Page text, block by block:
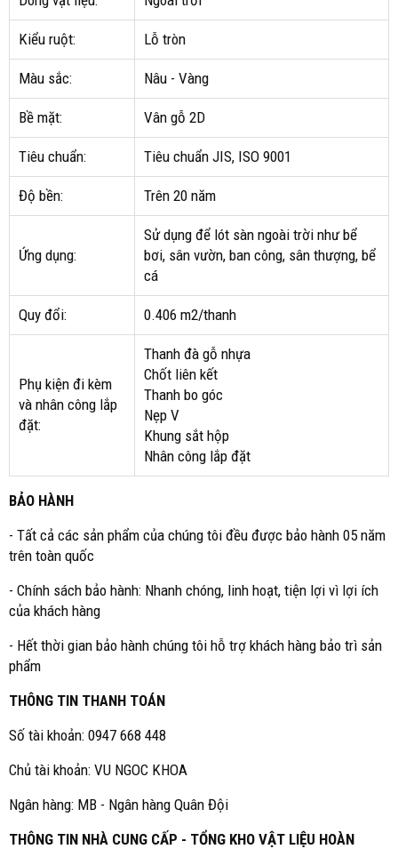
Kiểu ruột: Lỗ tròn
Màu sắc: Nâu - Vàng
Bề mặt: Vân gỗ 2D
Tiêu chuẩn: Tiêu chuẩn JIS, ISO 9001
Độ bền: Trên 20 năm
Ứng dụng:
Sử dụng để lót sàn ngoài trời như bể
bơi, sân vườn, ban công, sân thượng, bể
cá
Quy đổi: 0.406 m2/thanh
Phụ kiện đi kèm
và nhân công lắp
đặt:
Thanh đà gỗ nhựa
Chốt liên kết
Thanh bo góc
Nẹp V
Khung sắt hộp
Nhân công lắp đặt
BẢO HÀNH
- Tất cả các sản phẩm của chúng tôi đều được bảo hành 05 năm
trên toàn quốc
- Chính sách bảo hành: Nhanh chóng, linh hoạt, tiện lợi vì lợi ích
của khách hàng
- Hết thời gian bảo hành chúng tôi hỗ trợ khách hàng bảo trì sản
phẩm
THÔNG TIN THANH TOÁN
Số tài khoản: 0947 668 448
Chủ tài khoản: VU NGOC KHOA
Ngân hàng: MB - Ngân hàng Quân Đội
THÔNG TIN NHÀ CUNG CẤP - TỔNG KHO VẬT LIỆU HOÀN